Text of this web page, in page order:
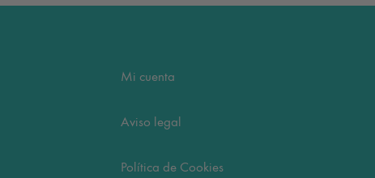
Mi cuenta
Aviso legal
Política de Cookies